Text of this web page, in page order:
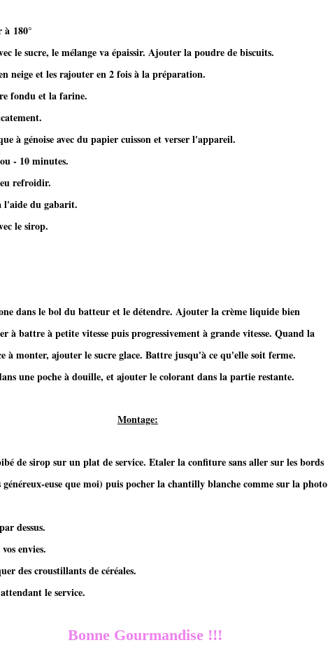
180°
le sucre, le mélange va épaissir. Ajouter la poudre de biscuits.
neige et les rajouter en 2 fois à la préparation.
fondu et la farine.
à génoise avec du papier cuisson et verser l'appareil.
- 10 minutes.
refroidir.
l'aide du gabarit.
le sirop.
dans le bol du batteur et le détendre. Ajouter la crème liquide bien
à battre à petite vitesse puis progressivement à grande vitesse. Quand la
à monter, ajouter le sucre glace. Battre jusqu'à ce qu'elle soit ferme.
une poche à douille, et ajouter le colorant dans la partie restante.
Montage:
de sirop sur un plat de service. Etaler la confiture sans aller sur les bords
généreux-euse que moi) puis pocher la chantilly blanche comme sur la photo
dessus.
envies.
des croustillants de céréales.
le service.
Bonne Gourmandise !!!